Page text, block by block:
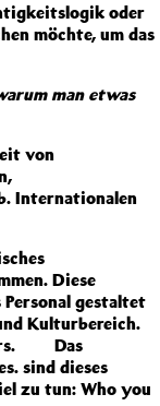
oder
möchte, um das
man etwas
von
Internationalen
Diese
gestaltet
Kulturbereich.
Das
sind dieses
zu tun: Who you